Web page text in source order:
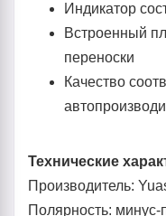
Индикатор
Встроенный
переноски
Качество
Технические
Производитель:
Полярность: минус-